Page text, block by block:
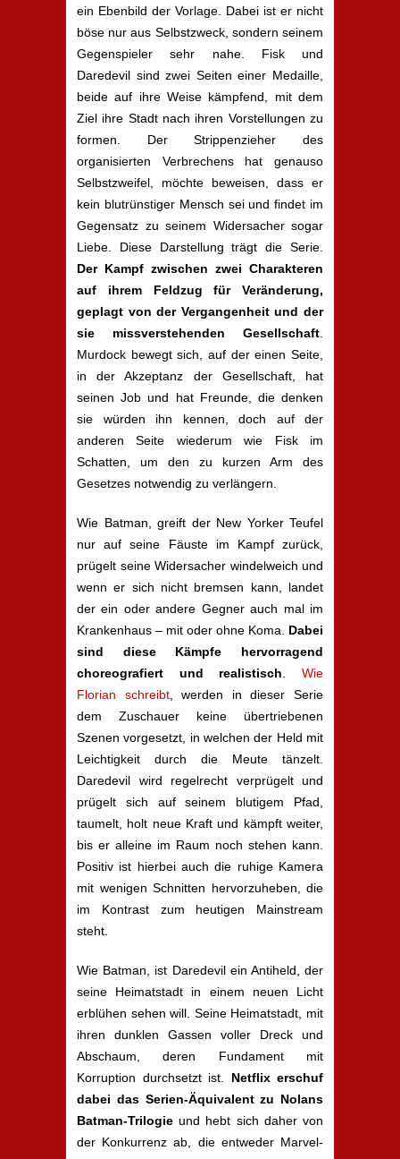
ein Ebenbild der Vorlage. Dabei ist er nicht
böse nur aus Selbstzweck, sondern seinem
Gegenspieler sehr nahe. Fisk und
Daredevil sind zwei Seiten einer Medaille,
beide auf ihre Weise kämpfend, mit dem
Ziel ihre Stadt nach ihren Vorstellungen zu
formen. Der Strippenzieher des
organisierten Verbrechens hat genauso
Selbstzweifel, möchte beweisen, dass er
kein blutrünstiger Mensch sei und findet im
Gegensatz zu seinem Widersacher sogar
Liebe. Diese Darstellung trägt die Serie.
Der Kampf zwischen zwei Charakteren
auf ihrem Feldzug für Veränderung,
geplagt von der Vergangenheit und der
sie missverstehenden Gesellschaft
Murdock bewegt sich, auf der einen Seite,
in der Akzeptanz der Gesellschaft, hat
seinen Job und hat Freunde, die denken
sie würden ihn kennen, doch auf der
anderen Seite wiederum wie Fisk im
Schatten, um den zu kurzen Arm des
Gesetzes notwendig zu verlängern.
Wie Batman, greift der New Yorker Teufel
nur auf seine Fäuste im Kampf zurück,
prügelt seine Widersacher windelweich und
wenn er sich nicht bremsen kann, landet
der ein oder andere Gegner auch mal im
Krankenhaus – mit oder ohne Koma. Dabei
sind diese Kämpfe hervorragend
choreografiert und realistisch .Wie
Florian schreibt, werden in dieser Serie
dem Zuschauer keine übertriebenen
Szenen vorgesetzt, in welchen der Held mit
Leichtigkeit durch die Meute tänzelt.
Daredevil wird regelrecht verprügelt und
prügelt sich auf seinem blutigem Pfad,
taumelt, holt neue Kraft und kämpft weiter,
bis er alleine im Raum noch stehen kann.
Positiv ist hierbei auch die ruhige Kamera
mit wenigen Schnitten hervorzuheben, die
im Kontrast zum heutigen Mainstream
steht.
Wie Batman, ist Daredevil ein Antiheld, der
seine Heimatstadt in einem neuen Licht
erblühen sehen will. Seine Heimatstadt, mit
ihren dunklen Gassen voller Dreck und
Abschaum, deren Fundament mit
Korruption durchsetzt ist. Netflix erschuf
dabei das Serien-Äquivalent zu Nolans
Batman-Trilogie und hebt sich daher von
der Konkurrenz ab, die entweder Marvel-